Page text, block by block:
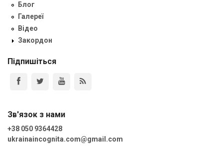
Блог
Галереї
Відео
Закордон
Підпишіться
Зв'язок з нами
+38 050 9364428
ukrainaincognita.com@gmail.com